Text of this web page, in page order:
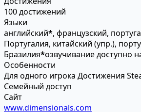
100 достижений
Языки
английский*, французский,
Португалия, китайский (упр.),
Бразилия*озвучивание доступно
Особенности
Для одного игрока Достижения
Семейный доступ
Сайт
www.dimensionals.com